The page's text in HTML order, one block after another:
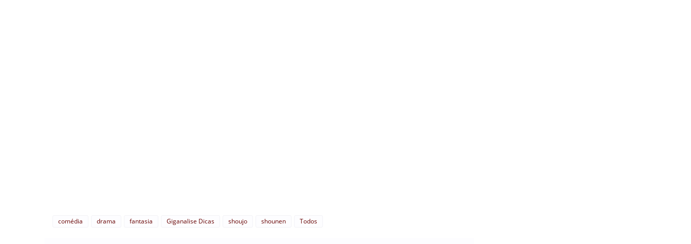
comédia drama fantasia Giganalise Dicas shoujo shounen Todos